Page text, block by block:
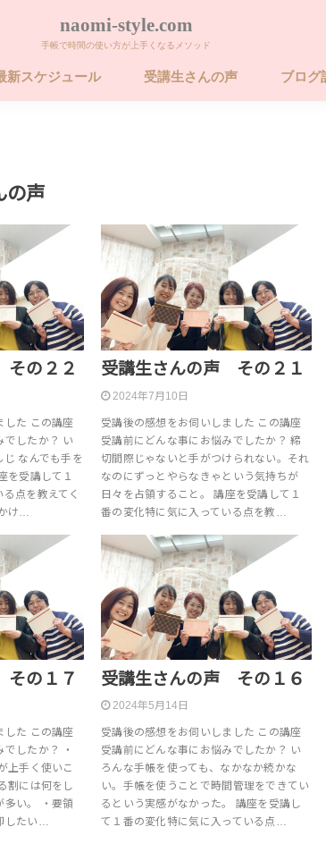
naomi-style.com
手帳で時間の使い方が上手くなるメソッド
新スケジュール 受講生さんの声 ブログ
の声
の２２
した この講座
でしたか？ い
じ なんでも手を
を受講して１
点を教えてく
け…
受講生さんの声 その２１
2024年7月10日
受講後の感想をお伺いしました この講座
受講前にどんな事にお悩みでしたか？ 締
切間際じゃないと手がつけられない。それ
なのにずっとやらなきゃという気持ちが
日々を占領すること。 講座を受講して１
番の変化特に気に入っている点を教…
の１７
した この講座
したか？ ・
上手く使いこ
割には何をし
多い。 ・要領
したい…
受講生さんの声 その１６
2024年5月14日
受講後の感想をお伺いしました この講座
受講前にどんな事にお悩みでしたか？ い
ろんな手帳を使っても、なかなか続かな
い。手帳を使うことで時間管理をできてい
るという実感がなかった。 講座を受講し
て１番の変化特に気に入っている点…